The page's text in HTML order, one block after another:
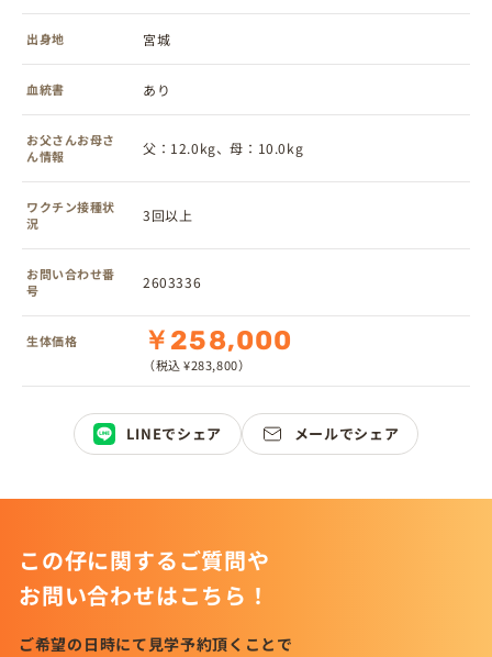
出身地 宮城
血統書 あり
お父さんお母さ
ん情報
父：12.0kg、母：10.0kg
ワクチン接種状
況
3回以上
お問い合わせ番
号
2603336
生体価格 ￥258,000
（税込 ¥283,800）
LINEでシェア メールでシェア
この仔に関するご質問や
お問い合わせはこちら！
ご希望の日時にて見学予約頂くことで